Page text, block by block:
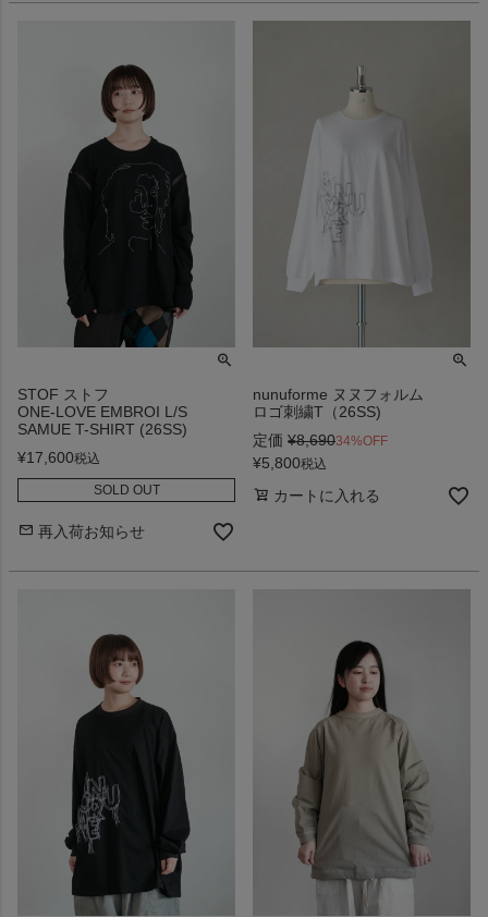
STOF ストフ
ONE-LOVE EMBROI L/S
SAMUE T-SHIRT (26SS)
¥17,600税込
SOLD OUT
再入荷お知らせ
nunuforme ヌヌフォルム
ロゴ刺繍T（26SS)
定価 ¥8,69034%OFF
¥5,800税込
カートに入れる